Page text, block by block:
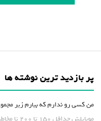
پر بازدید ترین نوشته ها
من کسی رو ندارم که بیارم زیر
موبایلش حداقل ۱۵۰ تا ۲۰۰ تا مخاطب داره، پس مشکل اصلی...